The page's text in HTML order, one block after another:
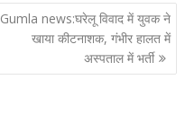
Gumla news:घरेलू विवाद में युवक ने
खाया कीटनाशक, गंभीर हालत में
अस्पताल में भर्ती